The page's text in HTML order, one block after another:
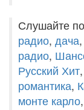
Слушайте
радио, дача,
радио,
Русский Хит,
романтика,
монте карло,